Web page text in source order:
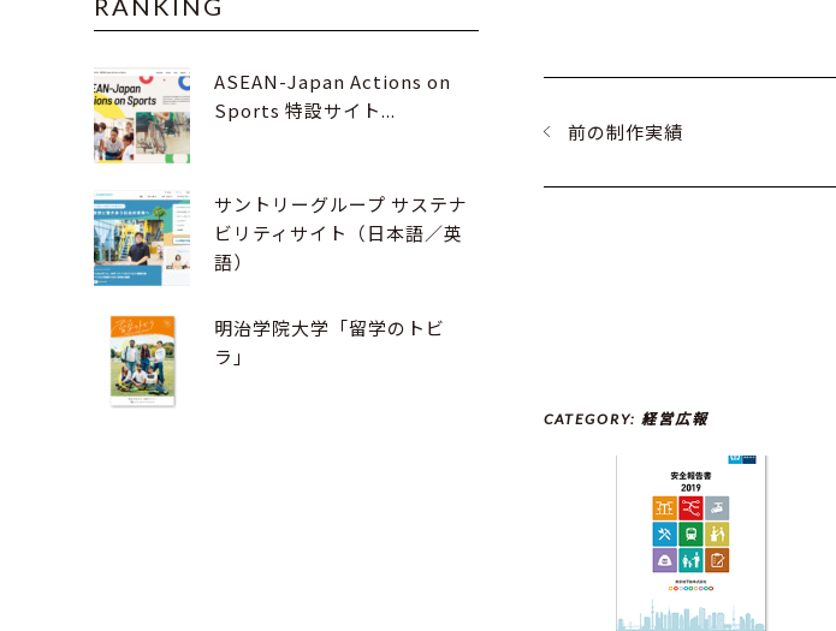
前の制作実績
CATEGORY:経営広報
RANKING
ASEAN-Japan Actions on
Sports 特設サイト...
サントリーグループ サステナ
ビリティサイト（日本語／英
語）
明治学院大学「留学のトビ
ラ」